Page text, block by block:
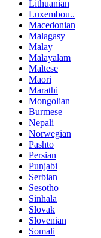
Lithuanian
Luxembou..
Macedonian
Malagasy
Malay
Malayalam
Maltese
Maori
Marathi
Mongolian
Burmese
Nepali
Norwegian
Pashto
Persian
Punjabi
Serbian
Sesotho
Sinhala
Slovak
Slovenian
Somali